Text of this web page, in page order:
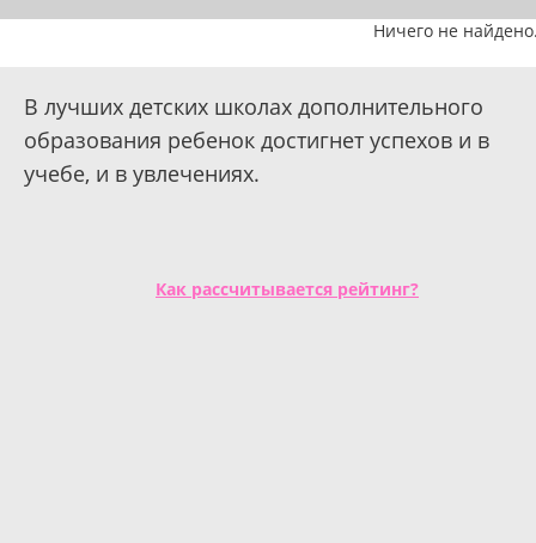
Ничего не
В лучших детских школах дополнительного
образования ребенок достигнет успехов и в
учебе, и в увлечениях.
Как рассчитывается рейтинг?